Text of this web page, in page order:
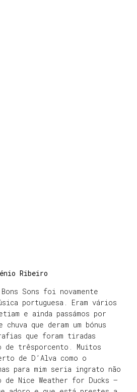
Ribeiro
Sons foi novamente
portuguesa. Eram vários
e ainda passámos por
chuva que deram um bónus
que foram tiradas
de trêsporcento. Muitos
de D’Alva como o
para mim seria ingrato não
Nice Weather for Ducks –